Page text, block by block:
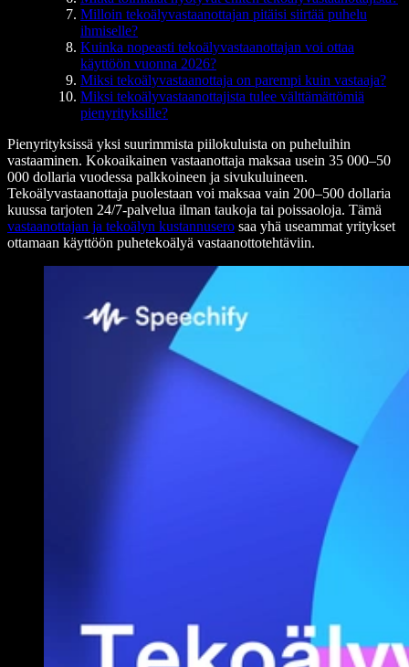
Milloin tekoälyvastaanottajan pitäisi siirtää puhelu
ihmiselle?
Kuinka nopeasti tekoälyvastaanottajan voi ottaa
käyttöön vuonna 2026?
Miksi tekoälyvastaanottaja on parempi kuin vastaaja?
Miksi tekoälyvastaanottajista tulee välttämättömiä
pienyrityksille?
Pienyrityksissä yksi suurimmista piilokuluista on puheluihin
vastaaminen. Kokoaikainen vastaanottaja maksaa usein 35 000–50
000 dollaria vuodessa palkkoineen ja sivukuluineen.
Tekoälyvastaanottaja puolestaan voi maksaa vain 200–500 dollaria
kuussa tarjoten 24/7-palvelua ilman taukoja tai poissaoloja. Tämä
vastaanottajan ja tekoälyn kustannusero saa yhä useammat yritykset
ottamaan käyttöön puhetekoälyä vastaanottotehtäviin.